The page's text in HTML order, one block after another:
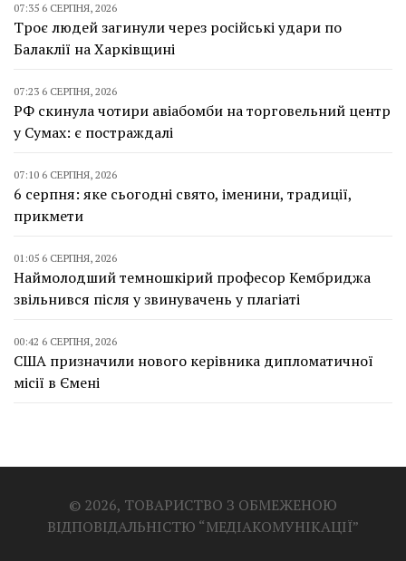
07:35 6 СЕРПНЯ, 2026
Троє людей загинули через російські удари по
Балаклії на Харківщині
07:23 6 СЕРПНЯ, 2026
РФ скинула чотири авіабомби на торговельний центр
у Сумах: є постраждалі
07:10 6 СЕРПНЯ, 2026
6 серпня: яке сьогодні свято, іменини, традиції,
прикмети
01:05 6 СЕРПНЯ, 2026
Наймолодший темношкірий професор Кембриджа
звільнився після у звинувачень у плагіаті
00:42 6 СЕРПНЯ, 2026
США призначили нового керівника дипломатичної
місії в Ємені
© 2026, ТОВАРИСТВО З ОБМЕЖЕНОЮ
ВІДПОВІДАЛЬНІСТЮ “МЕДІАКОМУНІКАЦІЇ”